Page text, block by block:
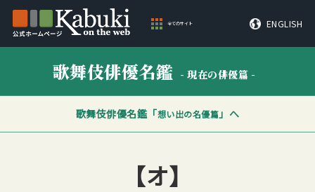
全てのサイト ENGLISH
歌舞伎俳優名鑑 - 現在の俳優篇 -
歌舞伎俳優名鑑「想い出の名優篇」へ
【オ】